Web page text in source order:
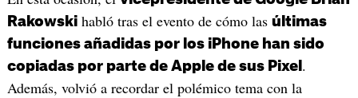
Rakowskihabló tras el evento de cómo las últimas
funciones añadidas por los iPhone han sido
copiadas por parte de Apple de sus Pixel .
Además, volvió a recordar el polémico tema con la